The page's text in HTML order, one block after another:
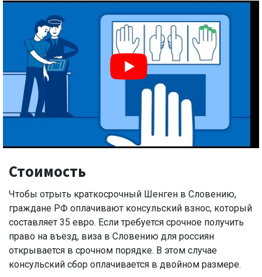
Стоимость
Чтобы отрыть краткосрочный Шенген в Словению,
граждане РФ оплачивают консульский взнос, который
составляет 35 евро. Если требуется срочное получить
право на въезд, виза в Словению для россиян
открывается в срочном порядке. В этом случае
консульский сбор оплачивается в двойном размере.